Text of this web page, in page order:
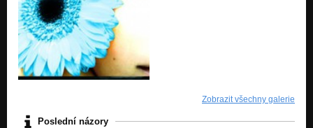
Zobrazit všechny galerie
Poslední názory